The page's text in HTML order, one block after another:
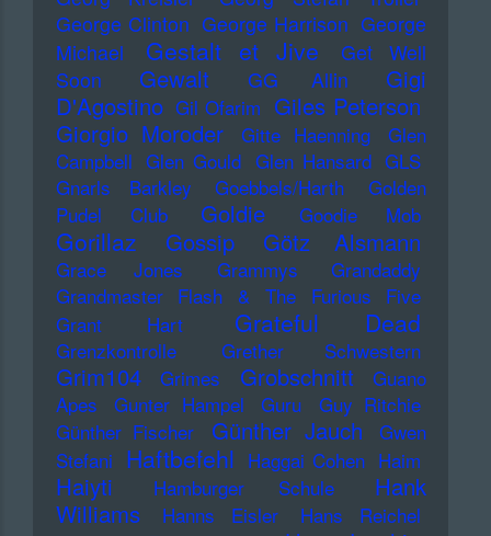
George Clinton George Harrison George
Michael
Gestalt et Jive
Get Well
Soon
Gewalt GG Allin
Gigi
D'Agostino Gil Ofarim Giles Peterson
Giorgio Moroder
Gitte Haenning
Glen
Campbell Glen Gould Glen Hansard GLS
Gnarls Barkley
Goebbels/Harth
Golden
Pudel Club
Goldie Goodie Mob
Gorillaz Gossip Götz Alsmann
Grace Jones Grammys
Grandaddy
Grandmaster Flash & The Furious Five
Grant Hart
Grateful Dead
Grenzkontrolle Grether Schwestern
Grim104 Grimes Grobschnitt
Guano
Apes
Gunter Hampel Guru
Guy Ritchie
Günther Fischer
Günther Jauch
Gwen
Stefani Haftbefehl Haggai Cohen Haim
Haiyti Hamburger Schule
Hank
Williams
Hanns Eisler
Hans Reichel